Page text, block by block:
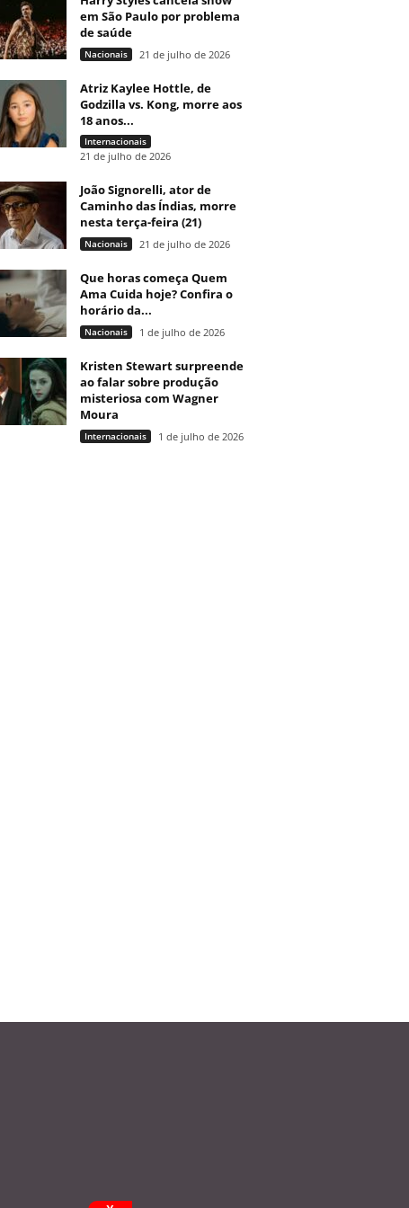
em São Paulo por problema
de saúde
Nacionais 21 de julho de 2026
Atriz Kaylee Hottle, de
Godzilla vs. Kong, morre aos
18 anos...
Internacionais
21 de julho de 2026
João Signorelli, ator de
Caminho das Índias, morre
nesta terça-feira (21)
Nacionais 21 de julho de 2026
Que horas começa Quem
Ama Cuida hoje? Confira o
horário da...
Nacionais 1 de julho de 2026
Kristen Stewart surpreende
ao falar sobre produção
misteriosa com Wagner
Moura
Internacionais 1 de julho de 2026